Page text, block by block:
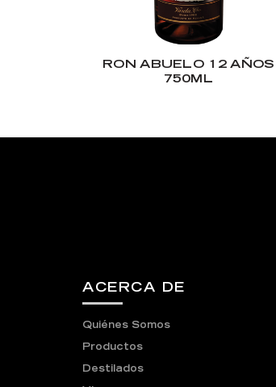
RON ABUELO 12 AÑOS
750ML
ACERCA DE
Quiénes Somos
Productos
Destilados